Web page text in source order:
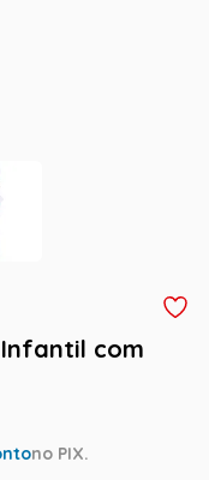
com
no PIX.